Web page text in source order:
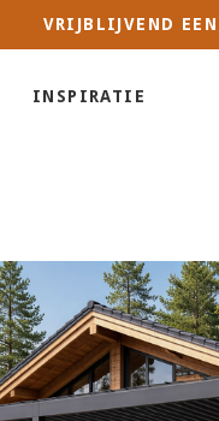
VRIJBLIJVEND
INSPIRATIE